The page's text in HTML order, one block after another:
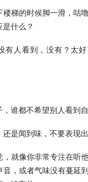
楼梯的时候脚一滑，咕
什么？
有人看到，没有？太
谁都不希望别人看到
是闻到味，不要表现出
，就像你非常专注在听
音，或者气味没有蔓延